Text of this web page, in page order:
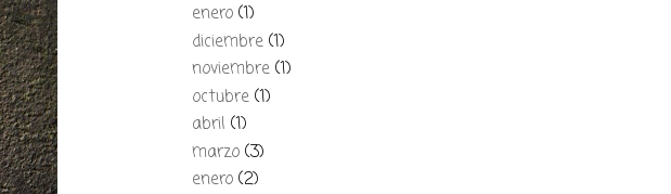
enero (1)
diciembre (1)
noviembre (1)
octubre (1)
abril (1)
marzo (3)
enero (2)